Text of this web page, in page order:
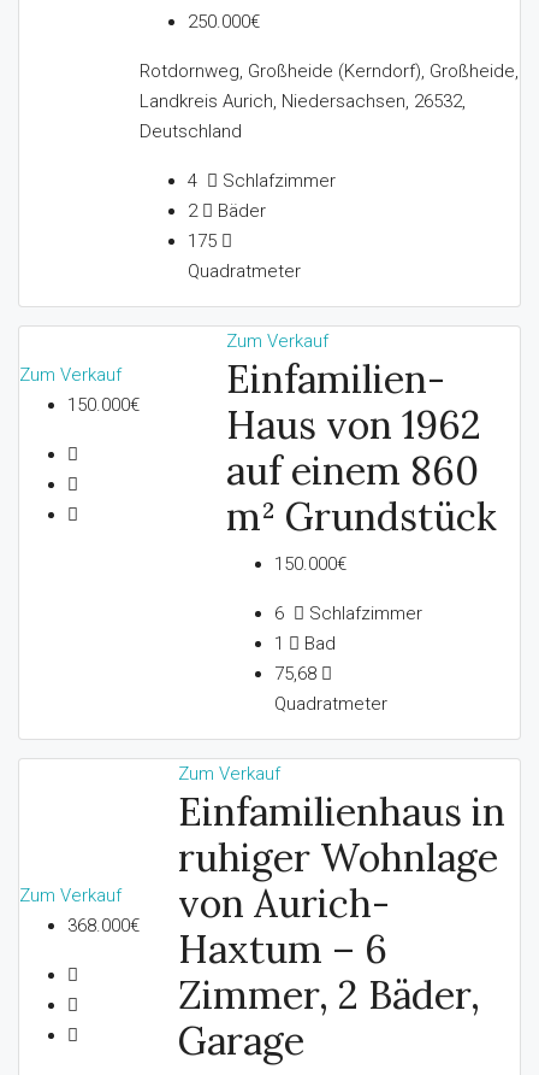
250.000€
Rotdornweg, Großheide (Kerndorf), Großheide,
Landkreis Aurich, Niedersachsen, 26532,
Deutschland
4
Schlafzimmer
2
Bäder
175
Quadratmeter
Zum Verkauf
150.000€
Zum Verkauf
Einfamilien-
Haus von 1962
auf einem 860
m² Grundstück
150.000€
6
Schlafzimmer
1
Bad
75,68
Quadratmeter
Zum Verkauf
368.000€
Zum Verkauf
Einfamilienhaus in
ruhiger Wohnlage
von Aurich-
Haxtum – 6
Zimmer, 2 Bäder,
Garage